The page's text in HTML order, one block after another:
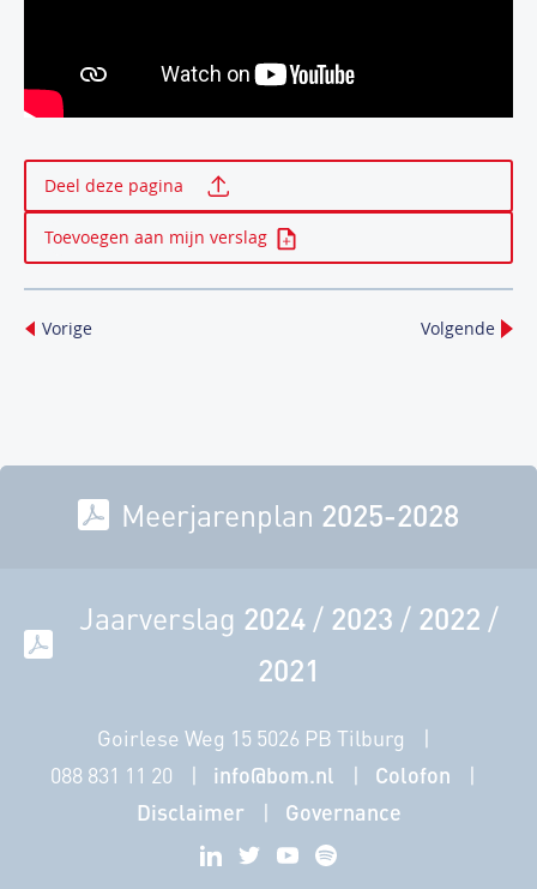
Deel deze pagina
Toevoegen aan mijn verslag
Vorige Volgende
Meerjarenplan 2025-2028
Jaarverslag 2024/ 2023 / 2022 /
2021
Goirlese Weg 15 5026 PB Tilburg
088 831 11 20
info@bom.nl
Colofon
Disclaimer
Governance